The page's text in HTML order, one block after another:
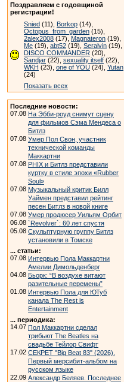
Поздравляем с годовщиной
регистрации!
Snied (11), Borkop (14),
Octopus_from_garden (15),
2alex2008 (17), Magnateron (19),
Me (19), abt52 (19), Seralvin (19),
DISCO COMMANDER (20),
Sandjar (22), sexuality itself (22),
WKH (23), one of YOU (24), Yutan
(24)
Показать всех
Последние новости:
07.08 На Эбби-роуд снимут сцену
для фильмов Сэма Мендеса о
Битлз
07.08 Умер Пол Свон, участник
технической команды
Маккартни
07.08 PHIX и Битлз представили
куртку в стиле эпохи «Rubber
Soul»
07.08 Музыкальный критик Билл
Уаймен представил рейтинг
песен Битлз в новой книге
07.08 Умер продюсер Уильям Орбит
06.08 `Revolver`: 60 лет спустя
05.08 Скульптурную группу Битлз
установили в Томске
... статьи:
07.08 Интервью Пола Маккартни
Амелии Димольденберг
04.08 Бьорк: “В воздухе витают
разительные перемены”
01.08 Интервью Пола для ЮТуб
канала The Rest is
Entertainment
... периодика:
14.07 Пол Маккартни сделал
трибьют The Beatles на
свадьбе Тейлор Свифт
17.02 СЕКРЕТ "Big Beat 83" (2026).
Первый мерсибит-альбом на
русском языке
22.09 Александр Беляев. Последнее